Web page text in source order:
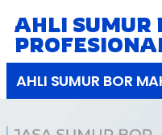
AHLI SUMUR
AHLI SUMUR BOR